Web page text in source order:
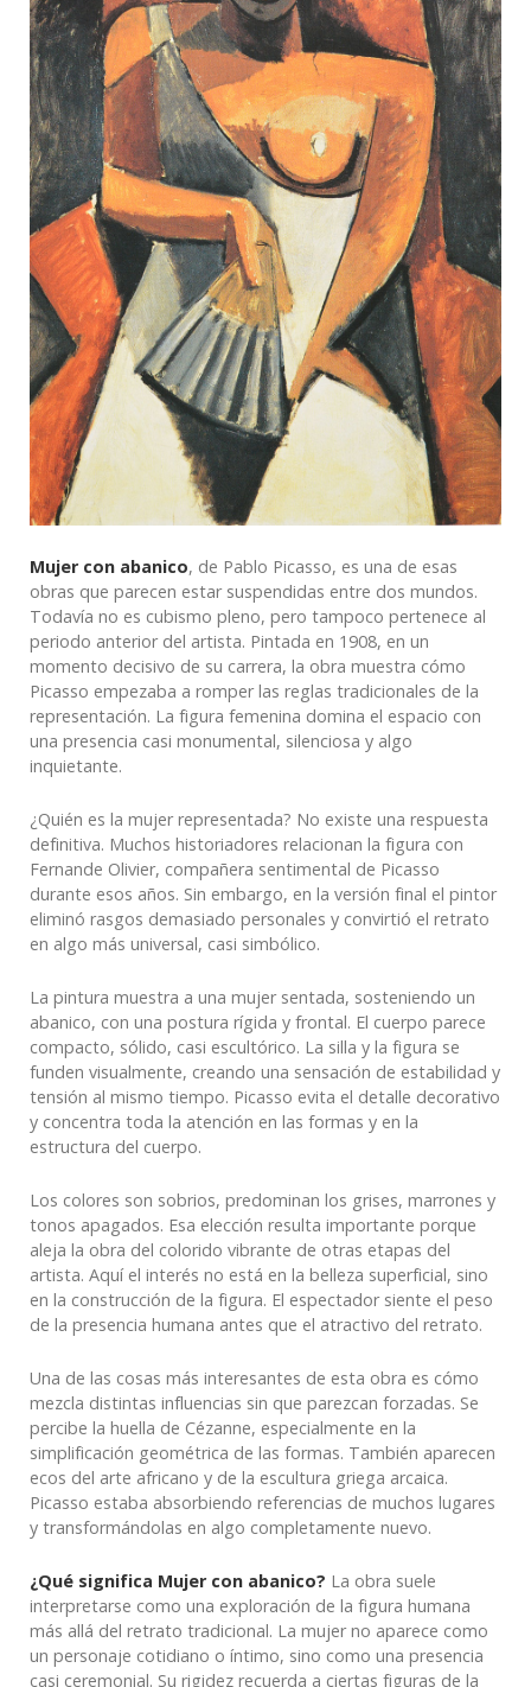
Mujer con abanico, de Pablo Picasso, es una de esas
obras que parecen estar suspendidas entre dos mundos.
Todavía no es cubismo pleno, pero tampoco pertenece al
periodo anterior del artista. Pintada en 1908, en un
momento decisivo de su carrera, la obra muestra cómo
Picasso empezaba a romper las reglas tradicionales de la
representación. La figura femenina domina el espacio con
una presencia casi monumental, silenciosa y algo
inquietante.
¿Quién es la mujer representada? No existe una respuesta
definitiva. Muchos historiadores relacionan la figura con
Fernande Olivier, compañera sentimental de Picasso
durante esos años. Sin embargo, en la versión final el pintor
eliminó rasgos demasiado personales y convirtió el retrato
en algo más universal, casi simbólico.
La pintura muestra a una mujer sentada, sosteniendo un
abanico, con una postura rígida y frontal. El cuerpo parece
compacto, sólido, casi escultórico. La silla y la figura se
funden visualmente, creando una sensación de estabilidad y
tensión al mismo tiempo. Picasso evita el detalle decorativo
y concentra toda la atención en las formas y en la
estructura del cuerpo.
Los colores son sobrios, predominan los grises, marrones y
tonos apagados. Esa elección resulta importante porque
aleja la obra del colorido vibrante de otras etapas del
artista. Aquí el interés no está en la belleza superficial, sino
en la construcción de la figura. El espectador siente el peso
de la presencia humana antes que el atractivo del retrato.
Una de las cosas más interesantes de esta obra es cómo
mezcla distintas influencias sin que parezcan forzadas. Se
percibe la huella de Cézanne, especialmente en la
simplificación geométrica de las formas. También aparecen
ecos del arte africano y de la escultura griega arcaica.
Picasso estaba absorbiendo referencias de muchos lugares
y transformándolas en algo completamente nuevo.
¿Qué significa Mujer con abanico? La obra suele
interpretarse como una exploración de la figura humana
más allá del retrato tradicional. La mujer no aparece como
un personaje cotidiano o íntimo, sino como una presencia
casi ceremonial. Su rigidez recuerda a ciertas figuras de la